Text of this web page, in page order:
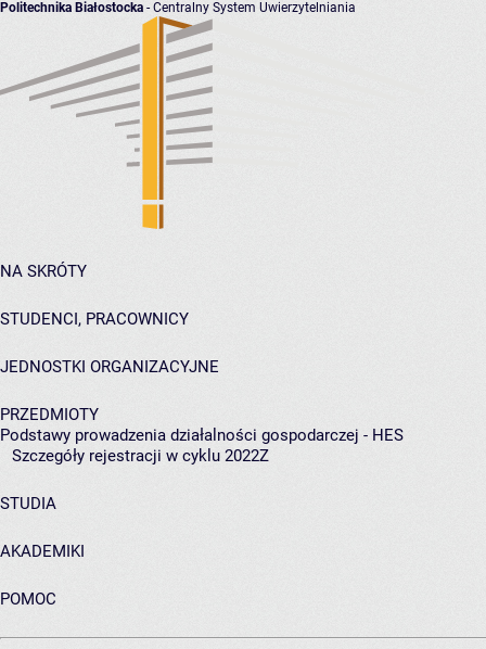
Politechnika Białostocka - Centralny System Uwierzytelniania
NA SKRÓTY
STUDENCI, PRACOWNICY
JEDNOSTKI ORGANIZACYJNE
PRZEDMIOTY
Podstawy prowadzenia działalności gospodarczej - HES
Szczegóły rejestracji w cyklu 2022Z
STUDIA
AKADEMIKI
POMOC